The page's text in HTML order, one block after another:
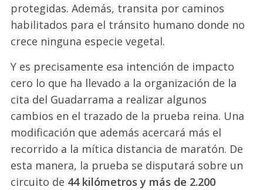
protegidas. Además, transita por caminos
habilitados para el tránsito humano donde no
crece ninguna especie vegetal.
Y es precisamente esa intención de impacto
cero lo que ha llevado a la organización de la
cita del Guadarrama a realizar algunos
cambios en el trazado de la prueba reina. Una
modificación que además acercará más el
recorrido a la mítica distancia de maratón. De
esta manera, la prueba se disputará sobre un
circuito de 44 kilómetros y más de 2.200